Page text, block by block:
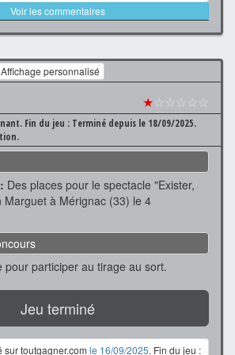
Voir les commentaires
Affichage personnalisé
★☆☆☆☆☆
Fin du jeu : Terminé depuis le 18/09/2025.
Des places pour le spectacle "Exister,
Marguet à Mérignac (33) le 4
pour participer au tirage au sort.
Jeu terminé
toutgagner.com le 16/09/2025. Fin du jeu :